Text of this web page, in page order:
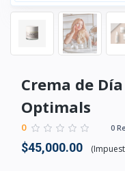
Crema de
Optimals
0 0
$45,000.00 (